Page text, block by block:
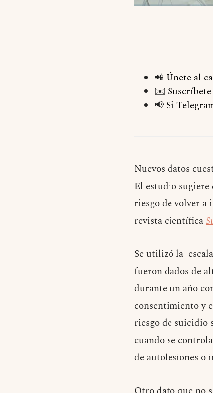
📲 Únete al
✉️
📢Si
Nuevos datos
El estudio sugiere
riesgo de volver
revista científica
Se utilizó la escala
fueron dados de
durante un año
consentimiento y
riesgo de suicidio
cuando se
de autolesiones o